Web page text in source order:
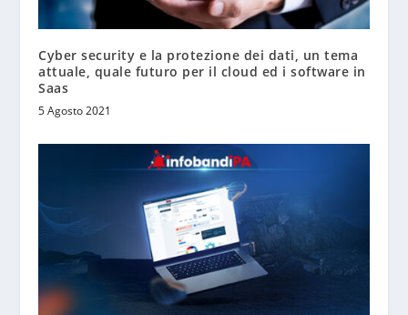
Cyber security e la protezione dei dati, un tema
attuale, quale futuro per il cloud ed i software in
Saas
5 Agosto 2021